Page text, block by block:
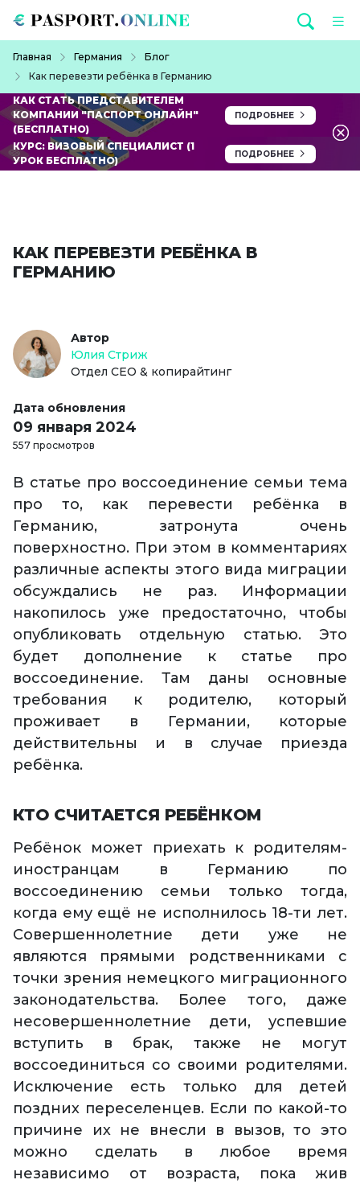
Главная Германия
Блог
Как перевезти ребёнка в Германию
КАК СТАТЬ ПРЕДСТАВИТЕЛЕМ
КОМПАНИИ "ПАСПОРТ ОНЛАЙН"
(БЕСПЛАТНО)
ПОДРОБНЕЕ
КУРС: ВИЗОВЫЙ СПЕЦИАЛИСТ (1
УРОК БЕСПЛАТНО)
ПОДРОБНЕЕ
КАК ПЕРЕВЕЗТИ РЕБЁНКА В
ГЕРМАНИЮ
Автор
Юлия Стриж
Отдел СЕО & копирайтинг
Дата обновления
09 января 2024
557 просмотров
В статье про воссоединение семьи тема
про то, как перевести ребёнка в
Германию, затронута очень
поверхностно. При этом в комментариях
различные аспекты этого вида миграции
обсуждались не раз. Информации
накопилось уже предостаточно, чтобы
опубликовать отдельную статью. Это
будет дополнение к статье про
воссоединение. Там даны основные
требования к родителю, который
проживает в Германии, которые
действительны и в случае приезда
ребёнка.
КТО СЧИТАЕТСЯ РЕБЁНКОМ
Ребёнок может приехать к родителям-
иностранцам в Германию по
воссоединению семьи только тогда,
когда ему ещё не исполнилось 18-ти лет.
Совершеннолетние дети уже не
являются прямыми родственниками с
точки зрения немецкого миграционного
законодательства. Более того, даже
несовершеннолетние дети, успевшие
вступить в брак, также не могут
воссоединиться со своими родителями.
Исключение есть только для детей
поздних переселенцев. Если по какой-то
причине их не внесли в вызов, то это
можно сделать в любое время
независимо от возраста, пока жив